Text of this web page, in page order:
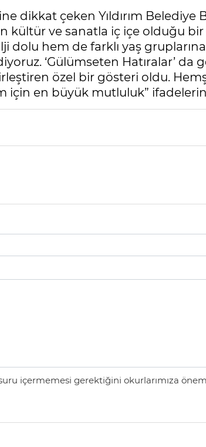
dikkat çeken Yıldırım Belediye
kültür ve sanatla iç içe olduğu
dolu hem de farklı yaş
‘Gülümseten Hatıralar’ da
özel bir gösteri oldu.
en büyük mutluluk”
içermemesi gerektiğini okurlarımıza